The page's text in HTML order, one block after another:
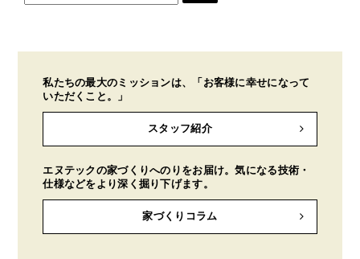
私たちの最大のミッションは、「お客様に幸せになって
いただくこと。」
スタッフ紹介
エヌテックの家づくりへのりをお届け。気になる技術・
仕様などをより深く掘り下げます。
家づくりコラム